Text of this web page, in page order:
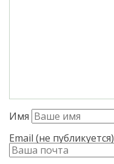
Имя
Email (не публикуется)